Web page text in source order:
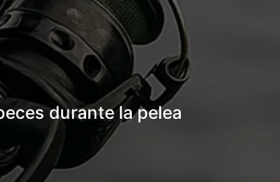
durante la pelea